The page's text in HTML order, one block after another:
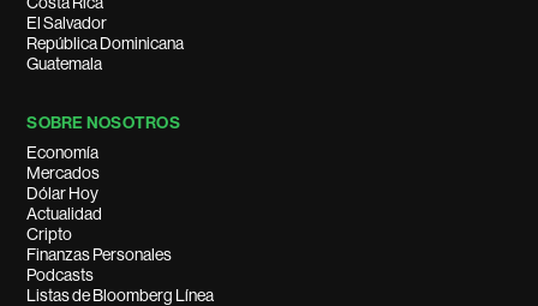
El Salvador
República Dominicana
Guatemala
SOBRE NOSOTROS
Economía
Mercados
Dólar Hoy
Actualidad
Cripto
Finanzas Personales
Podcasts
Listas de Bloomberg Línea